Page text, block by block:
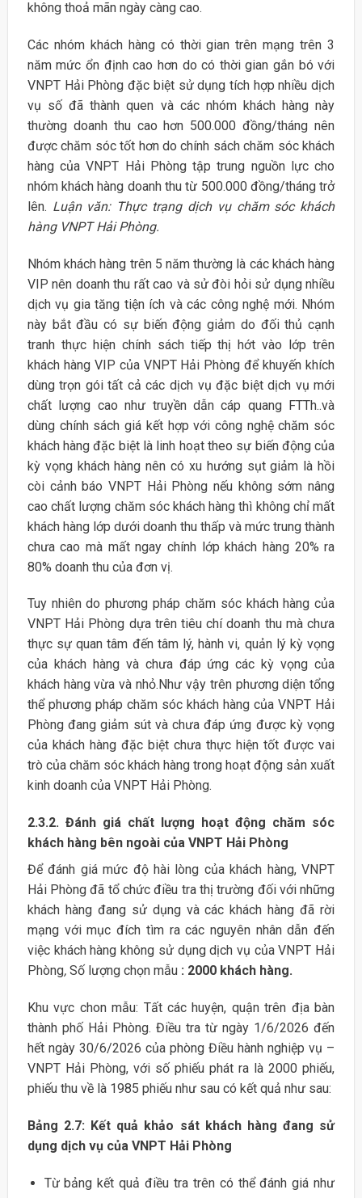
không thoả mãn ngày càng cao.
Các nhóm khách hàng có thời gian trên mạng trên 3
năm mức ổn định cao hơn do có thời gian gắn bó với
VNPT Hải Phòng đặc biệt sử dụng tích hợp nhiều dịch
vụ số đã thành quen và các nhóm khách hàng này
thường doanh thu cao hơn 500.000 đồng/tháng nên
được chăm sóc tốt hơn do chính sách chăm sóc khách
hàng của VNPT Hải Phòng tập trung nguồn lực cho
nhóm khách hàng doanh thu từ 500.000 đồng/tháng trở
lên. Luận văn: Thực trạng dịch vụ chăm sóc khách
hàng VNPT Hải Phòng.
Nhóm khách hàng trên 5 năm thường là các khách hàng
VIP nên doanh thu rất cao và sử đòi hỏi sử dụng nhiều
dịch vụ gia tăng tiện ích và các công nghệ mới. Nhóm
này bắt đầu có sự biến động giảm do đối thủ cạnh
tranh thực hiện chính sách tiếp thị hớt vào lớp trên
khách hàng VIP của VNPT Hải Phòng để khuyến khích
dùng trọn gói tất cả các dịch vụ đặc biệt dịch vụ mới
chất lượng cao như truyền dẫn cáp quang FTTh..và
dùng chính sách giá kết hợp với công nghệ chăm sóc
khách hàng đặc biệt là linh hoạt theo sự biến động của
kỳ vọng khách hàng nên có xu hướng sụt giảm là hồi
còi cảnh báo VNPT Hải Phòng nếu không sớm nâng
cao chất lượng chăm sóc khách hàng thì không chỉ mất
khách hàng lớp dưới doanh thu thấp và mức trung thành
chưa cao mà mất ngay chính lớp khách hàng 20% ra
80% doanh thu của đơn vị.
Tuy nhiên do phương pháp chăm sóc khách hàng của
VNPT Hải Phòng dựa trên tiêu chí doanh thu mà chưa
thực sự quan tâm đến tâm lý, hành vi, quản lý kỳ vọng
của khách hàng và chưa đáp ứng các kỳ vọng của
khách hàng vừa và nhỏ.Như vậy trên phương diện tổng
thể phương pháp chăm sóc khách hàng của VNPT Hải
Phòng đang giảm sút và chưa đáp ứng được kỳ vọng
của khách hàng đặc biệt chưa thực hiện tốt được vai
trò của chăm sóc khách hàng trong hoạt động sản xuất
kinh doanh của VNPT Hải Phòng.
2.3.2. Đánh giá chất lượng hoạt động chăm sóc
khách hàng bên ngoài của VNPT Hải Phòng
Để đánh giá mức độ hài lòng của khách hàng, VNPT
Hải Phòng đã tổ chức điều tra thị trường đối với những
khách hàng đang sử dụng và các khách hàng đã rời
mạng với mục đích tìm ra các nguyên nhân dẫn đến
việc khách hàng không sử dụng dịch vụ của VNPT Hải
Phòng,Số lượng chọn mẫu : 2000 khách hàng.
Khu vực chon mẫu: Tất các huyện, quận trên địa bàn
thành phố Hải Phòng. Điều tra từ ngày 1/6/2026 đến
hết ngày 30/6/2026 của phòng Điều hành nghiệp vụ –
VNPT Hải Phòng, với số phiếu phát ra là 2000 phiếu,
phiếu thu về là 1985 phiếu như sau có kết quả như sau:
Bảng 2.7: Kết quả khảo sát khách hàng đang sử
dụng dịch vụ của VNPT Hải Phòng
Từ bảng kết quả điều tra trên có thể đánh giá như